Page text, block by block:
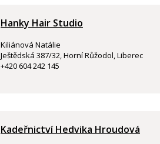
Hanky Hair Studio
Kiliánová Natálie
Ještědská 387/32, Horní Růžodol, Liberec
+420 604 242 145
Kadeřnictví Hedvika Hroudová